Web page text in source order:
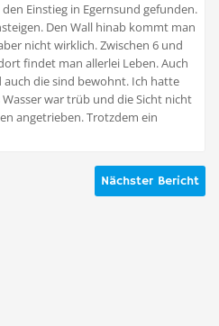
Einstieg in Egernsund gefunden.
Den Wall hinab kommt man
nicht wirklich. Zwischen 6 und
findet man allerlei Leben. Auch
die sind bewohnt. Ich hatte
war trüb und die Sicht nicht
angetrieben. Trotzdem ein
Nächster Bericht